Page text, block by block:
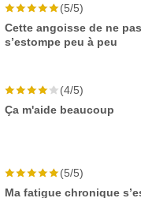
(5/5)
Cette angoisse de ne
s’estompe peu à peu
(4/5)
Ça m'aide beaucoup
(5/5)
Ma fatigue chronique